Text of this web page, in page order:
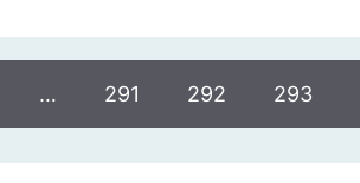
… 291 292 293